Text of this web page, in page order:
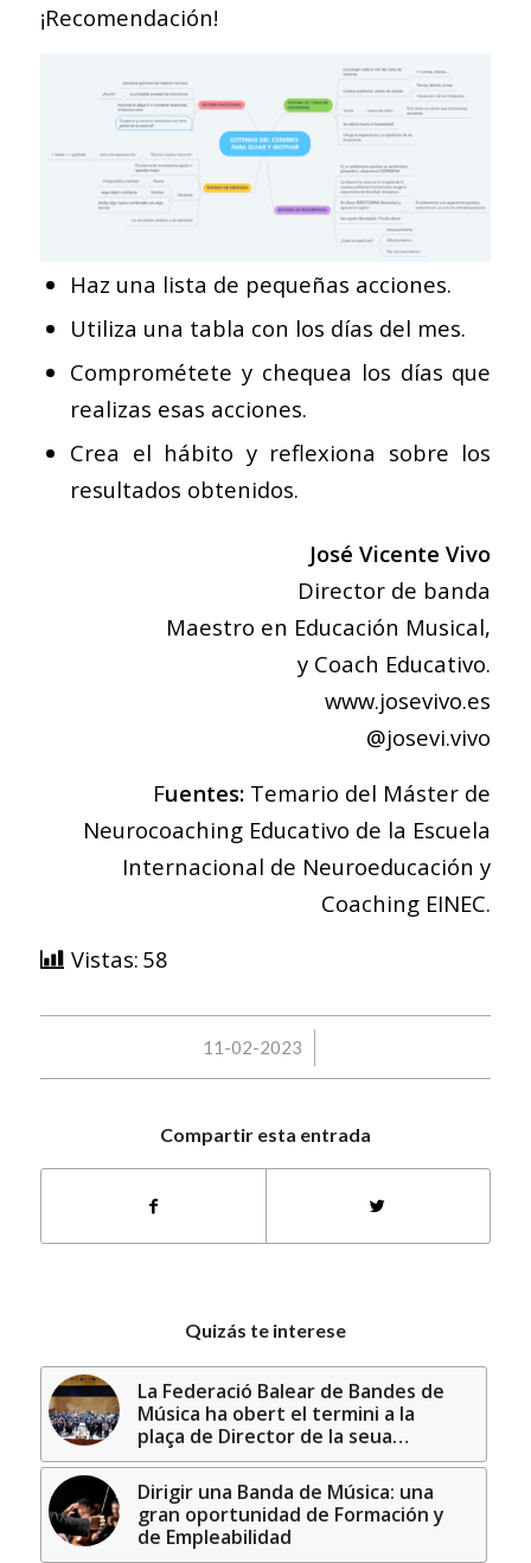
¡Recomendación!
Haz una lista de pequeñas acciones.
Utiliza una tabla con los días del mes.
Comprométete y chequea los días que
realizas esas acciones.
Crea el hábito y reflexiona sobre los
resultados obtenidos.
José Vicente Vivo
Director de banda
Maestro en Educación Musical,
y Coach Educativo.
www.josevivo.es
@josevi.vivo
Fuentes: Temario del Máster de
Neurocoaching Educativo de la Escuela
Internacional de Neuroeducación y
Coaching EINEC.
Vistas: 58
11-02-2023
/
Compartir esta entrada
Quizás te interese
La Federació Balear de Bandes de
Música ha obert el termini a la
plaça de Director de la seua…
Dirigir una Banda de Música: una
gran oportunidad de Formación y
de Empleabilidad